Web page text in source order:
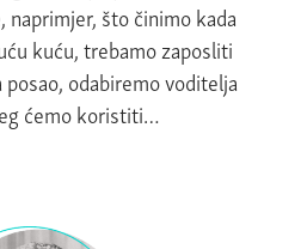
što činimo kada
kuću, trebamo zaposliti
odabiremo voditelja
ćemo koristiti…